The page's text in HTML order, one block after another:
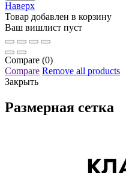
Наверх
Товар добавлен в корзину
Ваш вишлист пуст
Compare (0)
Compare Remove all products
Закрыть
Размерная сетка